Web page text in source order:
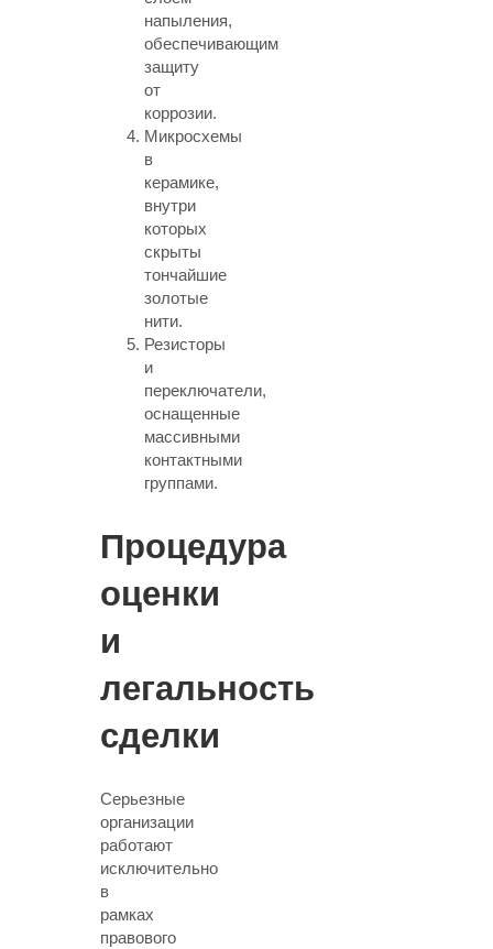
напыления,
обеспечивающим
защиту
от
коррозии.
Микросхемы
в
керамике,
внутри
которых
скрыты
тончайшие
золотые
нити.
Резисторы
и
переключатели,
оснащенные
массивными
контактными
группами.
Процедура
оценки
и
легальность
сделки
Серьезные
организации
работают
исключительно
в
рамках
правового